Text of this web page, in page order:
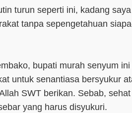
turun seperti ini, kadang
tanpa sepengetahuan
bupati murah senyum
untuk senantiasa bersyukur
SWT berikan. Sebab,
yang harus disyukuri.